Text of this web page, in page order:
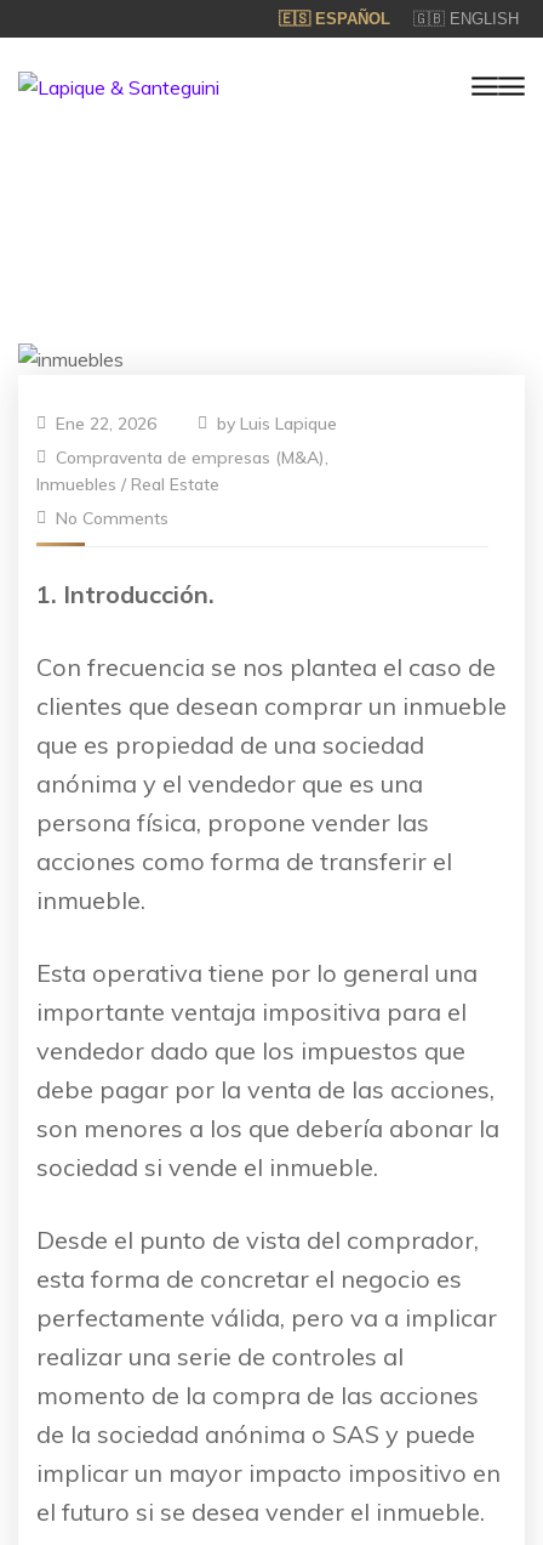
🇪🇸 ESPAÑOL 🇬🇧 ENGLISH
Ene 22, 2026 by Luis Lapique
Compraventa de empresas (M&A),
Inmuebles / Real Estate
No Comments
1. Introducción.
Con frecuencia se nos plantea el caso de
clientes que desean comprar un inmueble
que es propiedad de una sociedad
anónima y el vendedor que es una
persona física, propone vender las
acciones como forma de transferir el
inmueble.
Esta operativa tiene por lo general una
importante ventaja impositiva para el
vendedor dado que los impuestos que
debe pagar por la venta de las acciones,
son menores a los que debería abonar la
sociedad si vende el inmueble.
Desde el punto de vista del comprador,
esta forma de concretar el negocio es
perfectamente válida, pero va a implicar
realizar una serie de controles al
momento de la compra de las acciones
de la sociedad anónima o SAS y puede
implicar un mayor impacto impositivo en
el futuro si se desea vender el inmueble.